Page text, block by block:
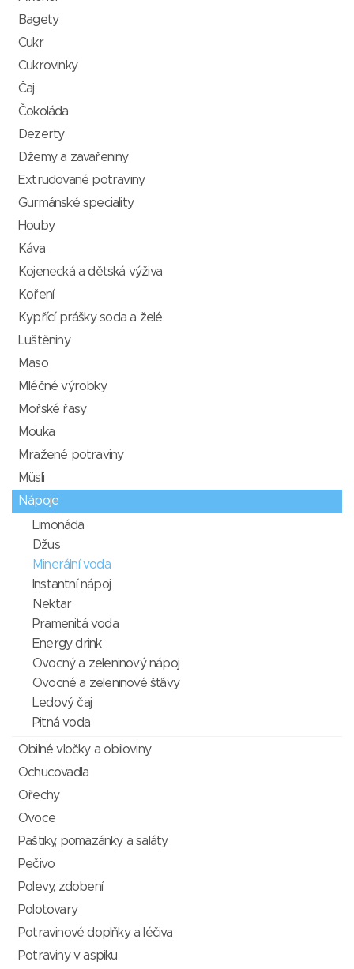
Bagety
Cukr
Cukrovinky
Čaj
Čokoláda
Dezerty
Džemy a zavařeniny
Extrudované potraviny
Gurmánské speciality
Houby
Káva
Kojenecká a dětská výživa
Koření
Kypřící prášky, soda a želé
Luštěniny
Maso
Mléčné výrobky
Mořské řasy
Mouka
Mražené potraviny
Müsli
Nápoje
Limonáda
Džus
Minerální voda
Instantní nápoj
Nektar
Pramenitá voda
Energy drink
Ovocný a zeleninový nápoj
Ovocné a zeleninové šťávy
Ledový čaj
Pitná voda
Obilné vločky a obiloviny
Ochucovadla
Ořechy
Ovoce
Paštiky, pomazánky a saláty
Pečivo
Polevy, zdobení
Polotovary
Potravinové doplňky a léčiva
Potraviny v aspiku